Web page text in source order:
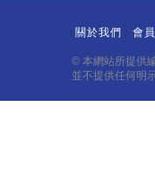
關於我們 會
© 本網站所提供
並不提供任何明